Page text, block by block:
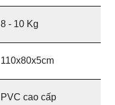
8 - 10 Kg
110x80x5cm
PVC cao cấp